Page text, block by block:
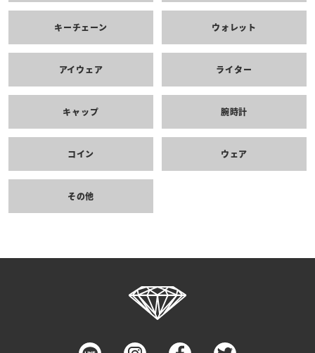
キーチェーン ウォレット
アイウェア ライター
キャップ 腕時計
コイン ウェア
その他